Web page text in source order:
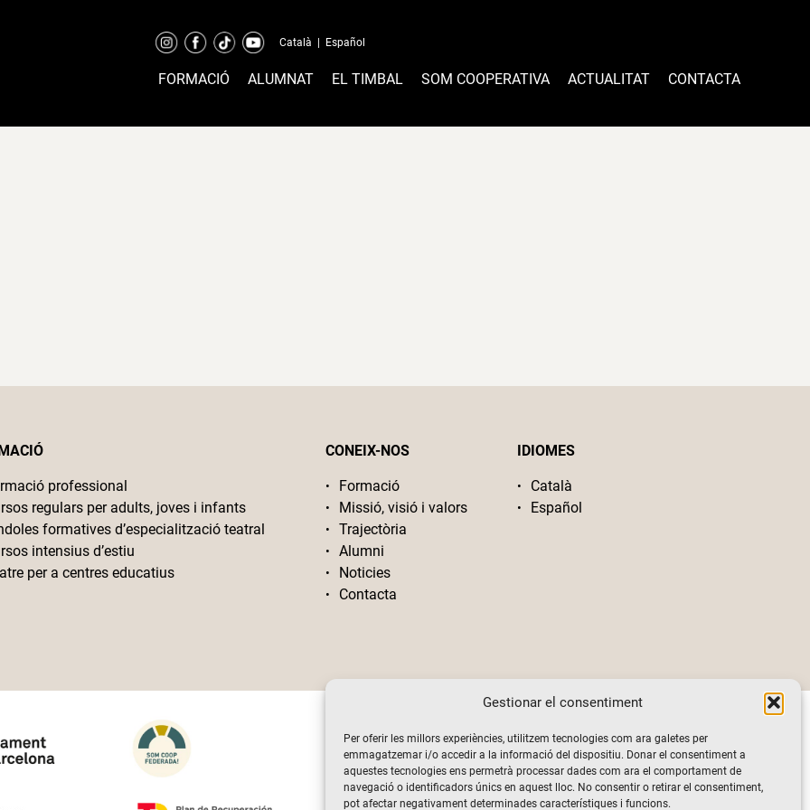
Gestionar el consentiment
Per oferir les millors experiències, utilitzem tecnologies com ara galetes per
emmagatzemar i/o accedir a la informació del dispositiu. Donar el consentiment a
aquestes tecnologies ens permetrà processar dades com ara el comportament de
navegació o identificadors únics en aquest lloc. No consentir o retirar el consentiment,
pot afectar negativament determinades característiques i funcions.
Català Español
FORMACIÓ ALUMNAT EL TIMBAL SOM COOPERATIVA ACTUALITAT CONTACTA
professional
regulars per adults, joves i infants
formatives d’especialització teatral
intensius d’estiu
per a centres educatius
CONEIX-NOS
Formació
Missió, visió i valors
Trajectòria
Alumni
Noticies
Contacta
IDIOMES
Català
Español